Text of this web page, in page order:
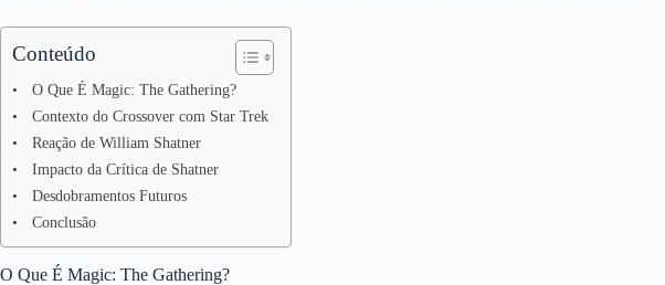
Conteúdo
O Que É Magic: The Gathering?
Contexto do Crossover com Star Trek
Reação de William Shatner
Impacto da Crítica de Shatner
Desdobramentos Futuros
Conclusão
O Que É Magic: The Gathering?